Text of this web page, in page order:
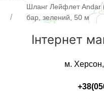
Шланг Лейфлет Andar
бар, зелений, 50 м
Інтернет
м.